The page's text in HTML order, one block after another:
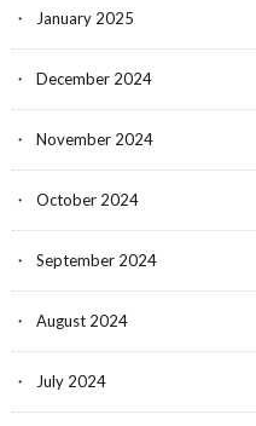
January 2025
December 2024
November 2024
October 2024
September 2024
August 2024
July 2024